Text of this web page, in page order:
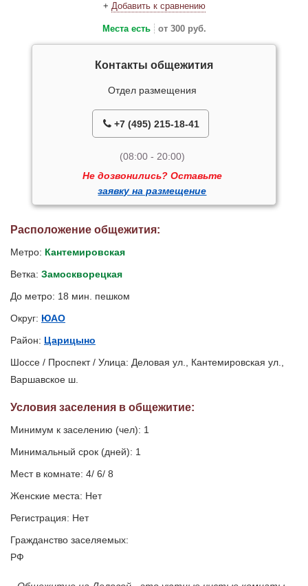
+ Добавить к сравнению
Места есть от 300 руб.
Контакты общежития
Отдел размещения
+7 (495) 215-18-41
(08:00 - 20:00)
Не дозвонились? Оставьте
заявку на размещение
Расположение общежития:
Метро: Кантемировская
Ветка: Замоскворецкая
До метро: 18 мин. пешком
Округ: ЮАО
Район: Царицыно
Шоссе / Проспект / Улица: Деловая ул., Кантемировская ул.,
Варшавское ш.
Условия заселения в общежитие:
Минимум к заселению (чел): 1
Минимальный срок (дней): 1
Мест в комнате: 4/ 6/ 8
Женские места: Нет
Регистрация: Нет
Гражданство заселяемых:
РФ